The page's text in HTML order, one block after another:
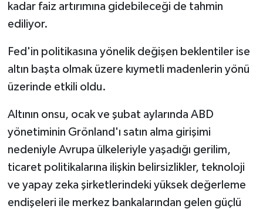
kadar faiz artırımına gidebileceği de tahmin
ediliyor.
Fed'in politikasına yönelik değişen beklentiler ise
altın başta olmak üzere kıymetli madenlerin yönü
üzerinde etkili oldu.
Altının onsu, ocak ve şubat aylarında ABD
yönetiminin Grönland'ı satın alma girişimi
nedeniyle Avrupa ülkeleriyle yaşadığı gerilim,
ticaret politikalarına ilişkin belirsizlikler, teknoloji
ve yapay zeka şirketlerindeki yüksek değerleme
endişeleri ile merkez bankalarından gelen güçlü